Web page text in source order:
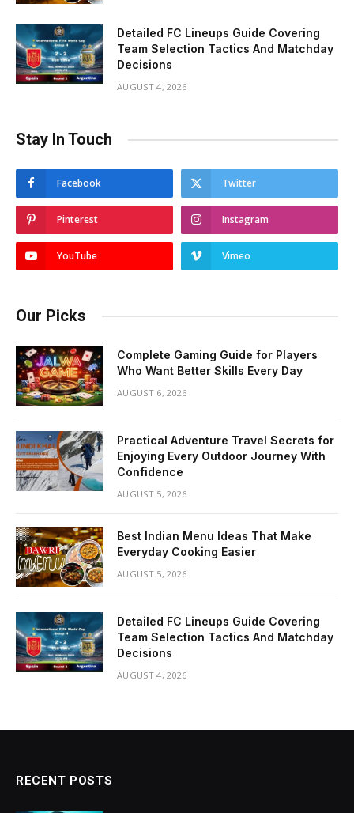
Detailed FC Lineups Guide Covering
Team Selection Tactics And Matchday
Decisions
AUGUST 4, 2026
Stay In Touch
Facebook Twitter
Pinterest Instagram
YouTube Vimeo
Our Picks
Complete Gaming Guide for Players
Who Want Better Skills Every Day
AUGUST 6, 2026
Practical Adventure Travel Secrets for
Enjoying Every Outdoor Journey With
Confidence
AUGUST 5, 2026
Best Indian Menu Ideas That Make
Everyday Cooking Easier
AUGUST 5, 2026
Detailed FC Lineups Guide Covering
Team Selection Tactics And Matchday
Decisions
AUGUST 4, 2026
RECENT POSTS